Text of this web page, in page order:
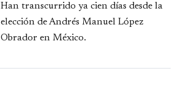
Han transcurrido ya cien días desde la
elección de Andrés Manuel López
Obrador en México.